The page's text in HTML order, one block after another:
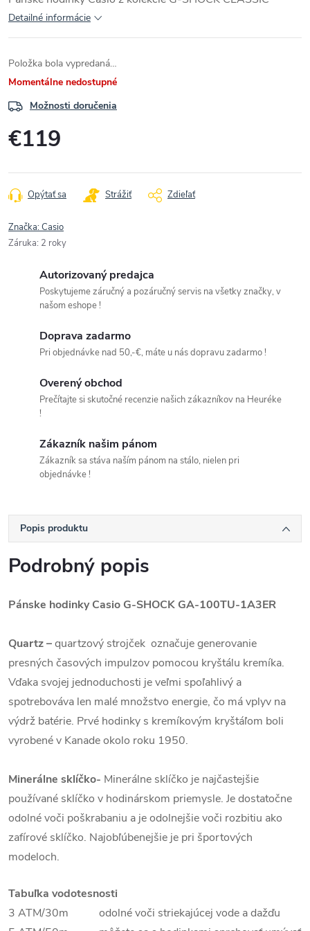
Detailné informácie
Položka bola vypredaná…
Momentálne nedostupné
Možnosti doručenia
€119
cena:
Opýtať sa Strážiť Zdieľať
Značka:Casio
Záruka: 2 roky
Autorizovaný predajca
Poskytujeme záručný a pozáručný servis na všetky značky, v
našom eshope !
Doprava zadarmo
Pri objednávke nad 50,-€, máte u nás dopravu zadarmo !
Overený obchod
Prečítajte si skutočné recenzie našich zákazníkov na Heuréke
!
Zákazník našim pánom
Zákazník sa stáva naším pánom na stálo, nielen pri
objednávke !
Popis produktu
Podrobný popis
Pánske hodinky Casio G-SHOCK GA-100TU-1A3ER
Quartz–quartzový strojček označuje generovanie
presných časových impulzov pomocou kryštálu kremíka.
Vďaka svojej jednoduchosti je veľmi spoľahlivý a
spotrebováva len malé množstvo energie, čo má vplyv na
výdrž batérie. Prvé hodinky s kremíkovým kryštáľom boli
vyrobené v Kanade okolo roku 1950.
Minerálne sklíčko- Minerálne sklíčko je najčastejšie
používané sklíčko v hodinárskom priemysle. Je dostatočne
odolné voči poškrabaniu a je odolnejšie voči rozbitiu ako
zafírové sklíčko. Najobľúbenejšie je pri športových
modeloch.
Tabuľka vodotesnosti
3 ATM/30m odolné voči striekajúcej vode a dažďu